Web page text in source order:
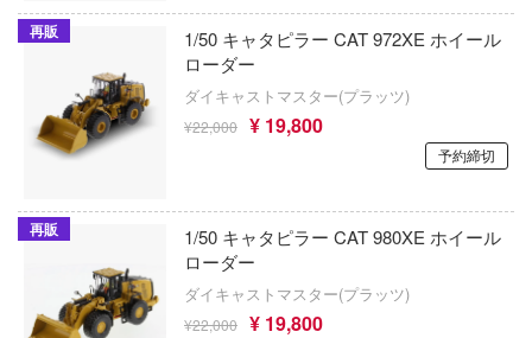
再販
1/50 キャタピラー CAT 972XE ホイール
ローダー
ダイキャストマスター(プラッツ)
¥22,000 ¥ 19,800
予約締切
再販
1/50 キャタピラー CAT 980XE ホイール
ローダー
ダイキャストマスター(プラッツ)
¥22,000 ¥ 19,800
DC Comics (DCコミックス)
ティーンエイジ・ミュータント・ニンジ
D.Gray-man
転生したら第七王子だったので、気まま
極めます
エクスプラス
AVIモデル(ビーバーコーポレーション)
エイビス
AZモデル(ビーバーコーポレーション)
帽子のアトリエ
ねらえ!